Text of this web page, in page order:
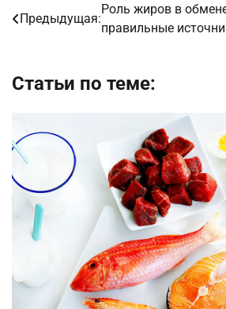
Навигация
Предыдущая:
Роль жиров в
правильные
Статьи по теме: